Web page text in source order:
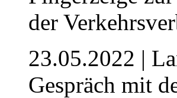
23.05.2022 |
Gespräch mit